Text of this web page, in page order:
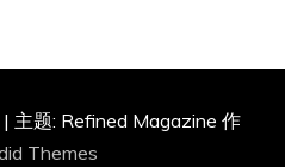
| 主题: Refined Magazine 作
Themes